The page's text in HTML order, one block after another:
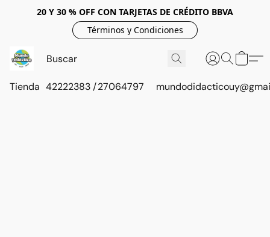
20 Y 30 % OFF CON TARJETAS DE CRÉDITO BBVA
Términos y Condiciones
Tienda 42222383 / 27064797